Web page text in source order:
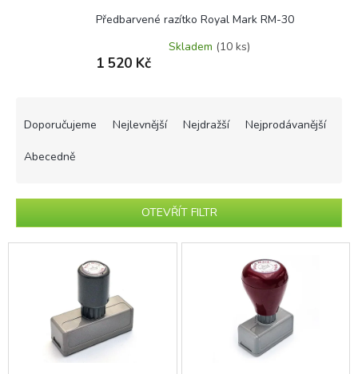
Předbarvené razítko Royal Mark RM-30
Skladem (10 ks)
1 520 Kč
p
r
o
Doporučujeme Nejlevnější Nejdražší Nejprodávanější
Abecedně
OTEVŘÍT FILTR
V